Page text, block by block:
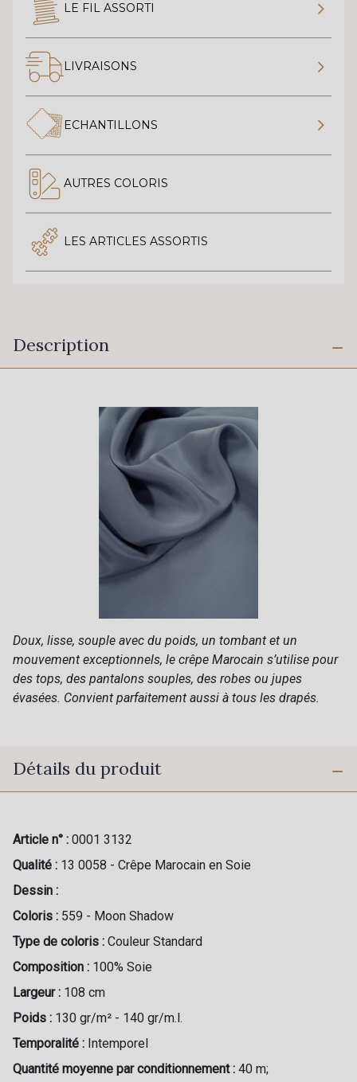
LE FIL ASSORTI
LIVRAISONS
ECHANTILLONS
AUTRES COLORIS
LES ARTICLES ASSORTIS
Description
Doux, lisse, souple avec du poids, un tombant et un
mouvement exceptionnels, le crêpe Marocain s’utilise pour
des tops, des pantalons souples, des robes ou jupes
évasées. Convient parfaitement aussi à tous les drapés.
Détails du produit
Article n° : 0001 3132
Qualité : 13 0058 - Crêpe Marocain en Soie
Dessin :
Coloris : 559 - Moon Shadow
Type de coloris : Couleur Standard
Composition : 100% Soie
Largeur : 108 cm
Poids : 130 gr/m² - 140 gr/m.l.
Temporalité : Intemporel
Quantité moyenne par conditionnement : 40 m;